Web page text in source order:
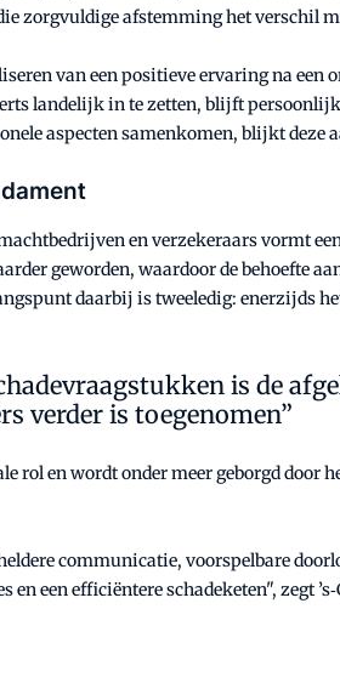
zorgvuldige afstemming het verschil
van een positieve ervaring na
landelijk in te zetten, blijft
aspecten samenkomen, blijkt deze
en verzekeraars vormt
geworden, waardoor de behoefte
daarbij is tweeledig: enerzijds
is de
verder is toegenomen”
rol en wordt onder meer geborgd
communicatie, voorspelbare
een efficiëntere schadeketen", zegt